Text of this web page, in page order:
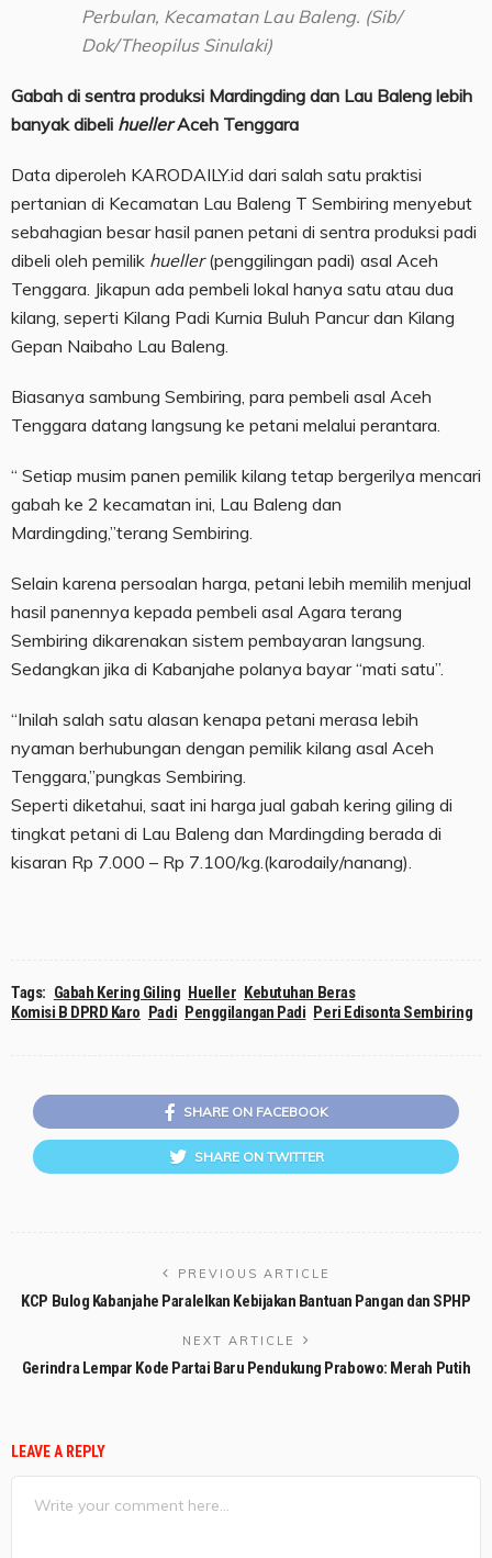
Perbulan, Kecamatan Lau Baleng. (Sib/
Dok/Theopilus Sinulaki)
Gabah di sentra produksi Mardingding dan Lau Baleng lebih
banyak dibeli huellerAceh Tenggara
Data diperoleh KARODAILY.id dari salah satu praktisi
pertanian di Kecamatan Lau Baleng T Sembiring menyebut
sebahagian besar hasil panen petani di sentra produksi padi
dibeli oleh pemilik hueller(penggilingan padi) asal Aceh
Tenggara. Jikapun ada pembeli lokal hanya satu atau dua
kilang, seperti Kilang Padi Kurnia Buluh Pancur dan Kilang
Gepan Naibaho Lau Baleng.
Biasanya sambung Sembiring, para pembeli asal Aceh
Tenggara datang langsung ke petani melalui perantara.
“ Setiap musim panen pemilik kilang tetap bergerilya mencari
gabah ke 2 kecamatan ini, Lau Baleng dan
Mardingding,”terang Sembiring.
Selain karena persoalan harga, petani lebih memilih menjual
hasil panennya kepada pembeli asal Agara terang
Sembiring dikarenakan sistem pembayaran langsung.
Sedangkan jika di Kabanjahe polanya bayar “mati satu”.
“Inilah salah satu alasan kenapa petani merasa lebih
nyaman berhubungan dengan pemilik kilang asal Aceh
Tenggara,”pungkas Sembiring.
Seperti diketahui, saat ini harga jual gabah kering giling di
tingkat petani di Lau Baleng dan Mardingding berada di
kisaran Rp 7.000 – Rp 7.100/kg.(karodaily/nanang).
Tags: Gabah Kering Giling Hueller Kebutuhan Beras
Komisi B DPRD Karo Padi Penggilangan Padi Peri Edisonta Sembiring
SHARE ON FACEBOOK
SHARE ON TWITTER
PREVIOUS ARTICLE
KCP Bulog Kabanjahe Paralelkan Kebijakan Bantuan Pangan dan SPHP
NEXT ARTICLE
Gerindra Lempar Kode Partai Baru Pendukung Prabowo: Merah Putih
LEAVE A REPLY